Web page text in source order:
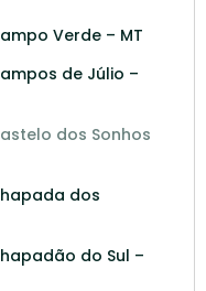
Verde – MT
de Júlio –
dos Sonhos
dos
do Sul –